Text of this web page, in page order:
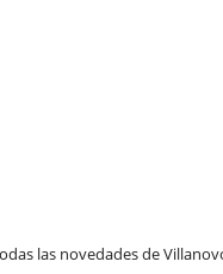
las novedades de